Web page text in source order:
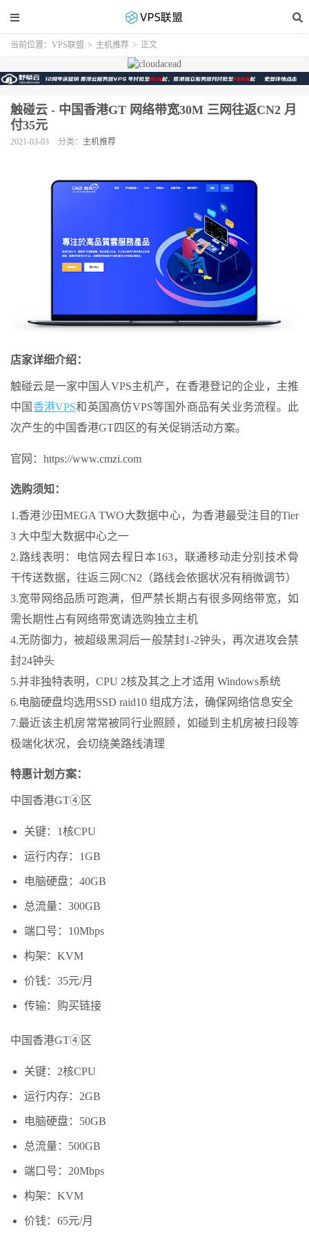
当前位置： VPS联盟 > 主机推荐 > 正文
触碰云 - 中国香港GT 网络带宽30M 三网往返CN2 月
付35元
2021-03-03 分类： 主机推荐
店家详细介绍：
触碰云是一家中国人VPS主机产，在香港登记的企业，主推
中国 香港VPS和英国高仿VPS等国外商品有关业务流程。此
次产生的中国香港GT四区的有关促销活动方案。
官网：https://www.cmzi.com
选购须知：
1.香港沙田MEGA TWO大数据中心，为香港最受注目的Tier
3 大中型大数据中心之一
2.路线表明：电信网去程日本163，联通移动走分别技术骨
干传送数据，往返三网CN2（路线会依据状况有稍微调节）
3.宽带网络品质可跑满，但严禁长期占有很多网络带宽，如
需长期性占有网络带宽请选购独立主机
4.无防御力，被超级黑洞后一般禁封1-2钟头，再次进攻会禁
封24钟头
5.并非独特表明，CPU 2核及其之上才适用 Windows系统
6.电脑硬盘均选用SSD raid10 组成方法，确保网络信息安全
7.最近该主机房常常被同行业照顾，如碰到主机房被扫段等
极端化状况，会切绕美路线清理
特惠计划方案：
中国香港GT④区
关键：1核CPU
运行内存：1GB
电脑硬盘：40GB
总流量：300GB
端口号：10Mbps
构架：KVM
价钱：35元/月
传输：购买链接
中国香港GT④区
关键：2核CPU
运行内存：2GB
电脑硬盘：50GB
总流量：500GB
端口号：20Mbps
构架：KVM
价钱：65元/月